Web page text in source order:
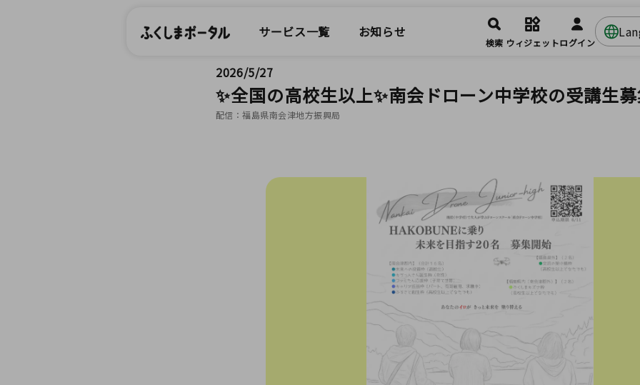
サービス一覧 お知らせ
検索 ウィジェットログイン
2026/5/27
✨全国の高校生以上✨南会ドローン中学校の受講生
配信：福島県南会津地方振興局